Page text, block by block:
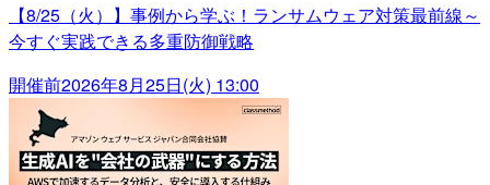
【8/25（火）】事例から学ぶ！ランサムウェア対策最前線～
今すぐ実践できる多重防御戦略
開催前2026年8月25日(火) 13:00